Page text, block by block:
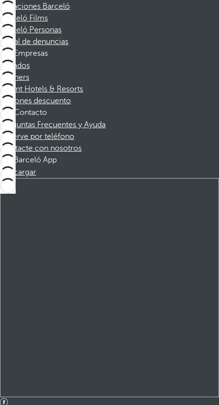
Vacaciones Barceló
Barceló Films
Barceló Personas
Canal de denuncias
Empresas
Afiliados
Partners
Dorint Hotels & Resorts
Cupones descuento
Contacto
Preguntas Frecuentes y Ayuda
Reserve por teléfono
Contacte con nosotros
Barceló App
Descargar